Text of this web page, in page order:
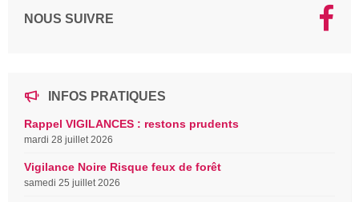
NOUS SUIVRE
INFOS PRATIQUES
Rappel VIGILANCES : restons prudents
mardi 28 juillet 2026
Vigilance Noire Risque feux de forêt
samedi 25 juillet 2026